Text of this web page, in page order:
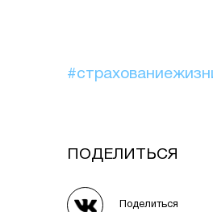
ПОДЕЛИТЬСЯ
Поделиться